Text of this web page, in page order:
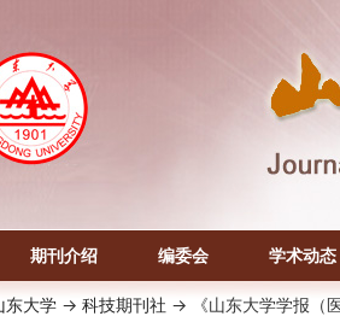
期刊介绍 编委会 学术动态
东大学 -> 科技期刊社 -> 《山东大学学报（